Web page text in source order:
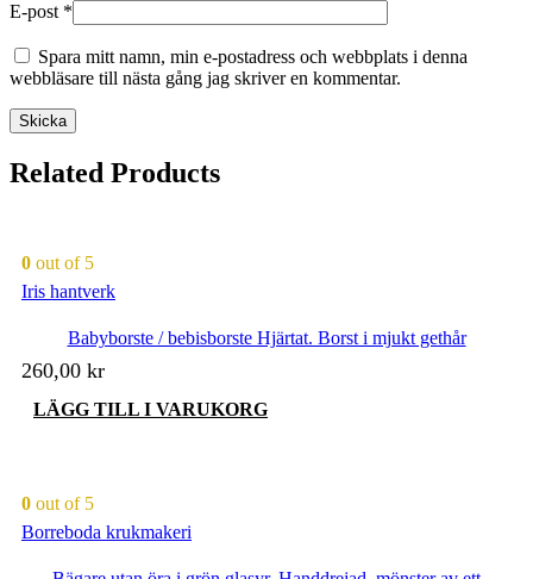
E-post *
Spara mitt namn, min e-postadress och webbplats i denna
webbläsare till nästa gång jag skriver en kommentar.
Related Products
0 out of 5
Iris hantverk
Babyborste / bebisborste Hjärtat. Borst i mjukt gethår
260,00 kr
LÄGG TILL I VARUKORG
0 out of 5
Borreboda krukmakeri